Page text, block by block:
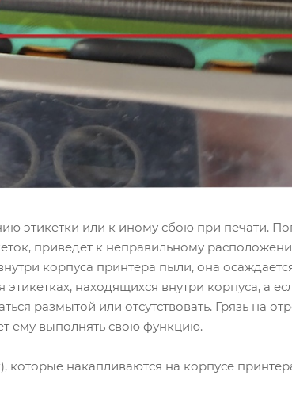
этикетки или к иному сбою при печати.
приведет к неправильному
корпуса принтера пыли, она
находящихся внутри корпуса, а
размытой или отсутствовать. Грязь на
ему выполнять свою функцию.
которые накапливаются на корпусе